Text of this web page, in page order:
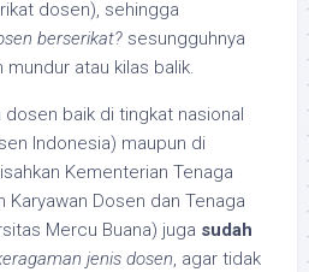
dosen), sehingga
berserikat? sesungguhnya
atau kilas balik.
baik di tingkat nasional
Indonesia) maupun di
Kementerian Tenaga
Karyawan Dosen dan Tenaga
Mercu Buana) juga sudah
jenis dosen, agar tidak